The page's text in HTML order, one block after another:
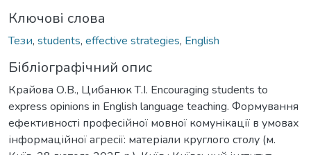
Ключові слова
Тези, students, effective strategies, English
Бібліографічний опис
Крайова О.В., Цибанюк Т.І. Encouraging students to
express opinions in English language teaching. Формування
ефективності професійної мовної комунікації в умовах
інформаційної агресії: матеріали круглого столу (м.